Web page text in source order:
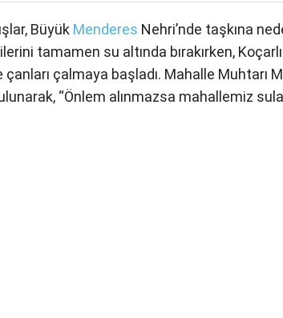
Büyük Menderes Nehri’nde taşkına
tamamen su altında bırakırken,
çanları çalmaya başladı. Mahalle Muhtarı
“Önlem alınmazsa mahallemiz